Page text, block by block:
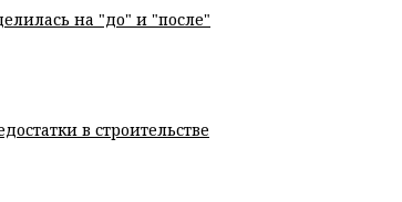
на "до" и "после"
в строительстве